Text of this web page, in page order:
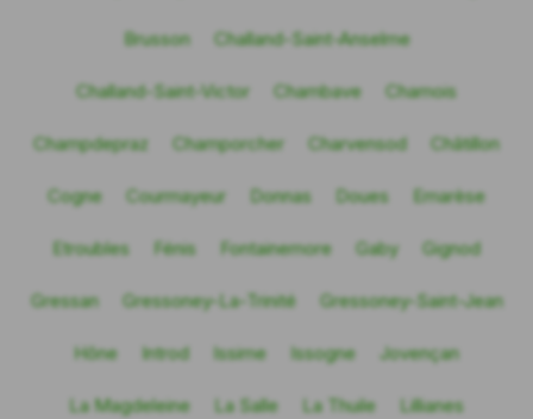
Brusson Challand-Saint-Anselme
Challand-Saint-Victor Chambave Chamois
Champdepraz Champorcher Charvensod Châtillon
Cogne Courmayeur Donnas Doues Emarèse
Etroubles Fénis Fontainemore Gaby Gignod
Gressan Gressoney-La-Trinité Gressoney-Saint-Jean
Hône Introd Issime Issogne Jovençan
La Magdeleine La Salle La Thuile Lillianes